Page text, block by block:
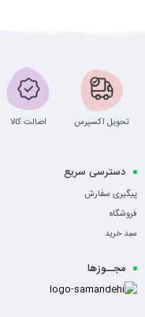
تحویل اکسپرس اصالت کالا
دسترسی سریع
پیگیری سفارش
فروشگاه
سبد خرید
مجــوزها